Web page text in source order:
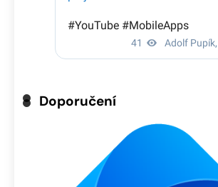
Doporučení